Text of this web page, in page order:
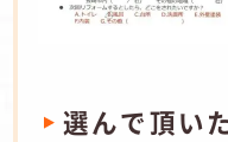
選んで頂い